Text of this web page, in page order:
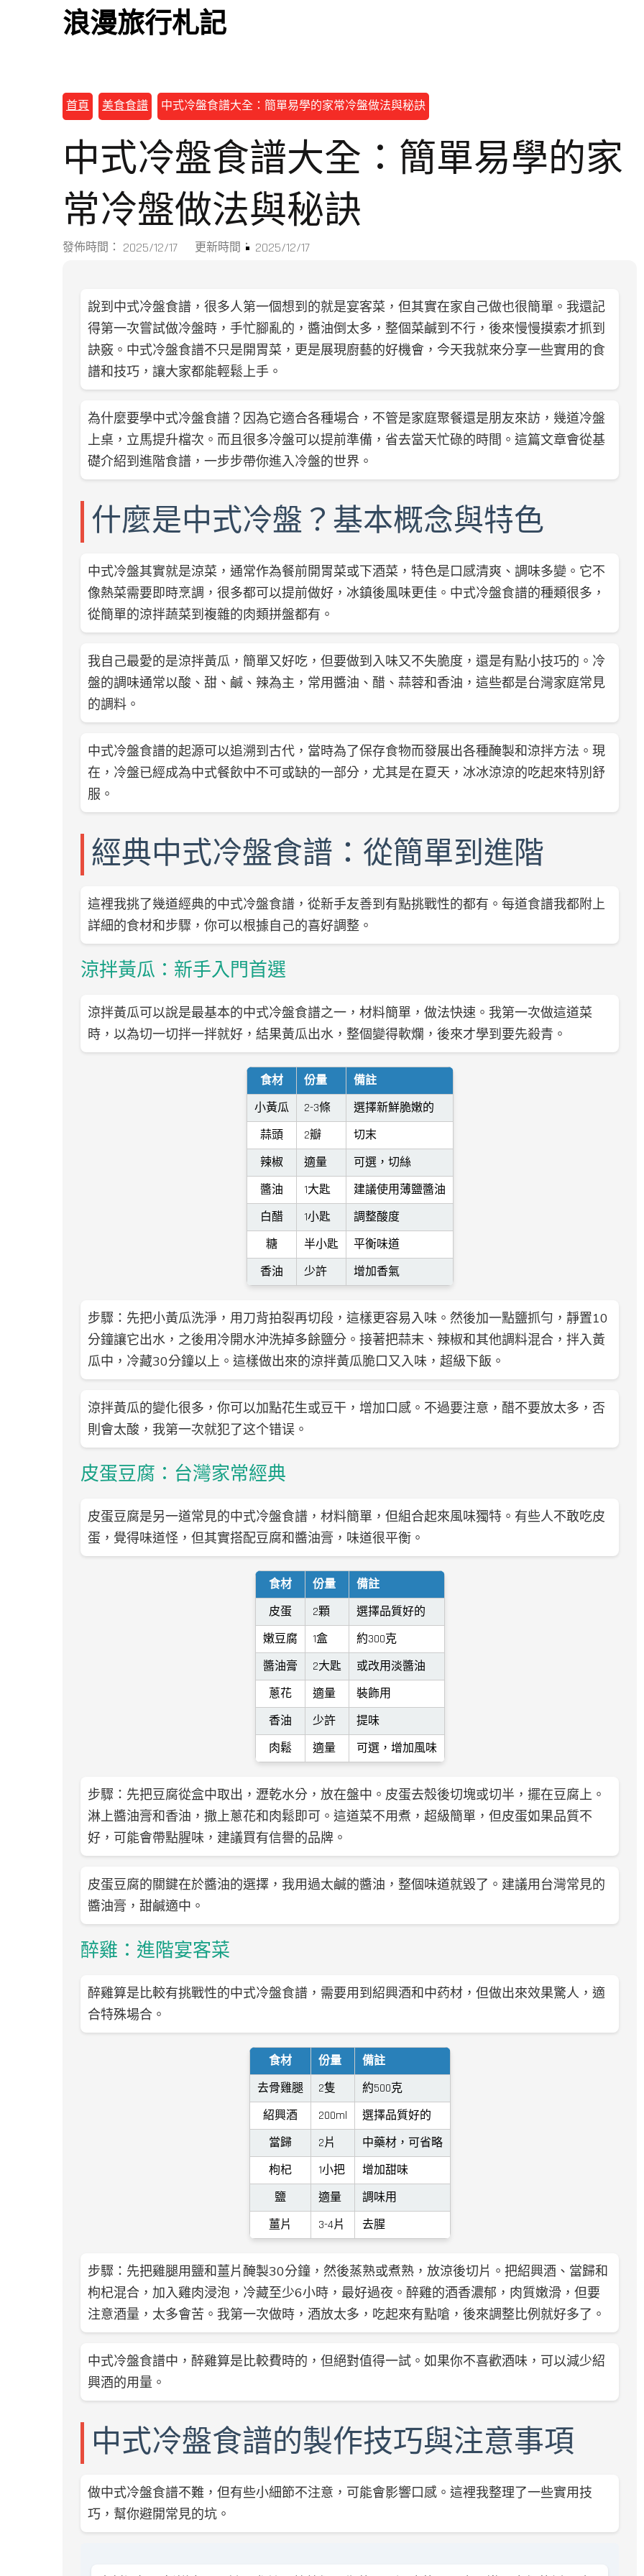
浪漫旅行札記
首頁 美食食譜 中式冷盤食譜大全：簡單易學的家常冷盤做法與秘訣
中式冷盤食譜大全：簡單易學的家
常冷盤做法與秘訣
發佈時間： 2025/12/17 更新時間： 2025/12/17
說到中式冷盤食譜，很多人第一個想到的就是宴客菜，但其實在家自己做也很簡單。我還記
得第一次嘗試做冷盤時，手忙腳亂的，醬油倒太多，整個菜鹹到不行，後來慢慢摸索才抓到
訣竅。中式冷盤食譜不只是開胃菜，更是展現廚藝的好機會，今天我就來分享一些實用的食
譜和技巧，讓大家都能輕鬆上手。
為什麼要學中式冷盤食譜？因為它適合各種場合，不管是家庭聚餐還是朋友來訪，幾道冷盤
上桌，立馬提升檔次。而且很多冷盤可以提前準備，省去當天忙碌的時間。這篇文章會從基
礎介紹到進階食譜，一步步帶你進入冷盤的世界。
什麼是中式冷盤？基本概念與特色
中式冷盤其實就是涼菜，通常作為餐前開胃菜或下酒菜，特色是口感清爽、調味多變。它不
像熱菜需要即時烹調，很多都可以提前做好，冰鎮後風味更佳。中式冷盤食譜的種類很多，
從簡單的涼拌蔬菜到複雜的肉類拼盤都有。
我自己最愛的是涼拌黃瓜，簡單又好吃，但要做到入味又不失脆度，還是有點小技巧的。冷
盤的調味通常以酸、甜、鹹、辣為主，常用醬油、醋、蒜蓉和香油，這些都是台灣家庭常見
的調料。
中式冷盤食譜的起源可以追溯到古代，當時為了保存食物而發展出各種醃製和涼拌方法。現
在，冷盤已經成為中式餐飲中不可或缺的一部分，尤其是在夏天，冰冰涼涼的吃起來特別舒
服。
經典中式冷盤食譜：從簡單到進階
這裡我挑了幾道經典的中式冷盤食譜，從新手友善到有點挑戰性的都有。每道食譜我都附上
詳細的食材和步驟，你可以根據自己的喜好調整。
涼拌黃瓜：新手入門首選
涼拌黃瓜可以說是最基本的中式冷盤食譜之一，材料簡單，做法快速。我第一次做這道菜
時，以為切一切拌一拌就好，結果黃瓜出水，整個變得軟爛，後來才學到要先殺青。
食材 份量
備註
小黃瓜
2-3條
選擇新鮮脆嫩的
蒜頭
2瓣
切末
辣椒
適量
可選，切絲
醬油
1大匙
建議使用薄鹽醬油
白醋
1小匙
調整酸度
糖
半小匙
平衡味道
香油
少許 增加香氣
步驟：先把小黃瓜洗淨，用刀背拍裂再切段，這樣更容易入味。然後加一點鹽抓勻，靜置10
分鐘讓它出水，之後用冷開水沖洗掉多餘鹽分。接著把蒜末、辣椒和其他調料混合，拌入黃
瓜中，冷藏30分鐘以上。這樣做出來的涼拌黃瓜脆口又入味，超級下飯。
涼拌黃瓜的變化很多，你可以加點花生或豆干，增加口感。不過要注意，醋不要放太多，否
則會太酸，我第一次就犯了这个错误。
皮蛋豆腐：台灣家常經典
皮蛋豆腐是另一道常見的中式冷盤食譜，材料簡單，但組合起來風味獨特。有些人不敢吃皮
蛋，覺得味道怪，但其實搭配豆腐和醬油膏，味道很平衡。
食材 份量
備註
皮蛋
2顆
選擇品質好的
嫩豆腐
1盒
約300克
醬油膏
2大匙
或改用淡醬油
蔥花
適量
裝飾用
香油
少許
提味
肉鬆
適量 可選，增加風味
步驟：先把豆腐從盒中取出，瀝乾水分，放在盤中。皮蛋去殼後切塊或切半，擺在豆腐上。
淋上醬油膏和香油，撒上蔥花和肉鬆即可。這道菜不用煮，超級簡單，但皮蛋如果品質不
好，可能會帶點腥味，建議買有信譽的品牌。
皮蛋豆腐的關鍵在於醬油的選擇，我用過太鹹的醬油，整個味道就毀了。建議用台灣常見的
醬油膏，甜鹹適中。
醉雞：進階宴客菜
醉雞算是比較有挑戰性的中式冷盤食譜，需要用到紹興酒和中药材，但做出來效果驚人，適
合特殊場合。
食材 份量
備註
去骨雞腿
2隻
約500克
紹興酒
200ml
選擇品質好的
當歸
2片
中藥材，可省略
枸杞
1小把
增加甜味
鹽
適量
調味用
薑片
3-4片 去腥
步驟：先把雞腿用鹽和薑片醃製30分鐘，然後蒸熟或煮熟，放涼後切片。把紹興酒、當歸和
枸杞混合，加入雞肉浸泡，冷藏至少6小時，最好過夜。醉雞的酒香濃郁，肉質嫩滑，但要
注意酒量，太多會苦。我第一次做時，酒放太多，吃起來有點嗆，後來調整比例就好多了。
中式冷盤食譜中，醉雞算是比較費時的，但絕對值得一試。如果你不喜歡酒味，可以減少紹
興酒的用量。
中式冷盤食譜的製作技巧與注意事項
做中式冷盤食譜不難，但有些小細節不注意，可能會影響口感。這裡我整理了一些實用技
巧，幫你避開常見的坑。